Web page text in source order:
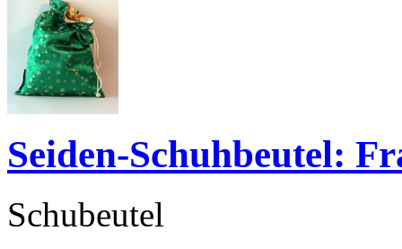
Seiden-Schuhbeutel:
Schubeutel